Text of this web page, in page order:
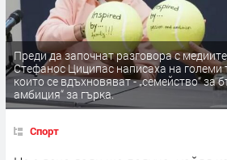
Преди да започнат разговора с
Стефанос Циципас написаха на големи
които се вдъхновяват - „семейство“ за
амбиция“ за гърка.
Спорт